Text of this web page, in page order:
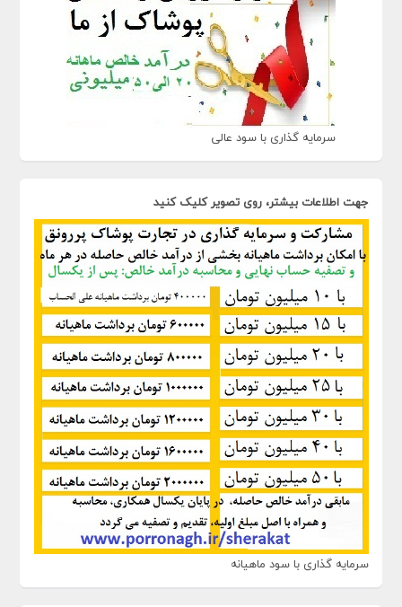
سرمایه گذاری با سود عالی
جهت اطلاعات بیشتر، روی تصویر کلیک کنید
سرمایه گذاری با سود ماهیانه